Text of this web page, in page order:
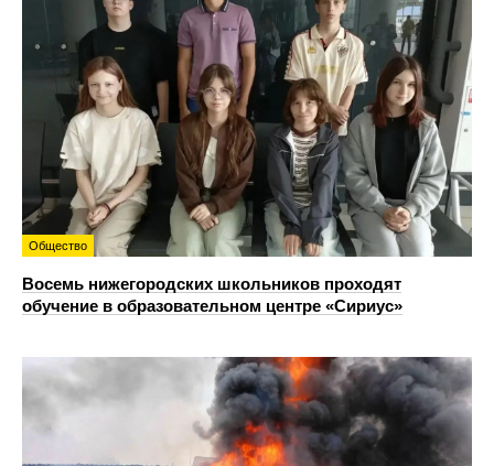
Общество
Восемь нижегородских школьников проходят
обучение в образовательном центре «Сириус»